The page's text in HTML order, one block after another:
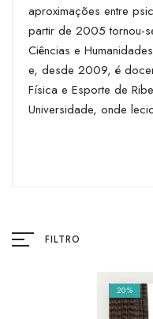
aproximações entre
partir de 2005 tornou-
Ciências e
e, desde 2009, é
Física e Esporte de
Universidade, onde
FILTRO
20%